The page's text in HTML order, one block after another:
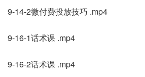
9-14-2微付费投放技巧 .mp4
9-16-1话术课 .mp4
9-16-2话术课 .mp4